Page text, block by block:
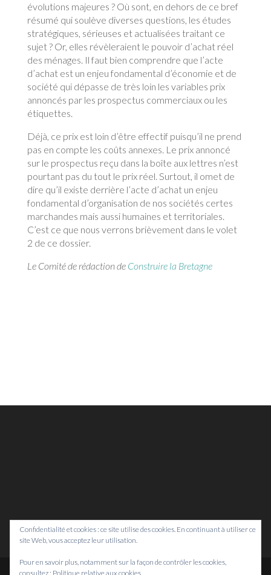
évolutions majeures ? Où sont, en dehors de ce bref
résumé qui soulève diverses questions, les études
stratégiques, sérieuses et actualisées traitant ce
sujet ? Or, elles révèleraient le pouvoir d’achat réel
des ménages. Il faut bien comprendre que l’acte
d’achat est un enjeu fondamental d’économie et de
société qui dépasse de très loin les variables prix
annoncés par les prospectus commerciaux ou les
étiquettes.
Déjà, ce prix est loin d’être effectif puisqu’il ne prend
pas en compte les coûts annexes. Le prix annoncé
sur le prospectus reçu dans la boîte aux lettres n’est
pourtant pas du tout le prix réel. Surtout, il omet de
dire qu’il existe derrière l’acte d’achat un enjeu
fondamental d’organisation de nos sociétés certes
marchandes mais aussi humaines et territoriales.
C’est ce que nous verrons brièvement dans le volet
2 de ce dossier.
Le Comité de rédaction de Construire la Bretagne
Confidentialité et cookies : ce site utilise des cookies. En continuant à utiliser ce
site Web, vous acceptez leur utilisation.
Pour en savoir plus, notamment sur la façon de contrôler les cookies,
consultez : Politique relative aux cookies